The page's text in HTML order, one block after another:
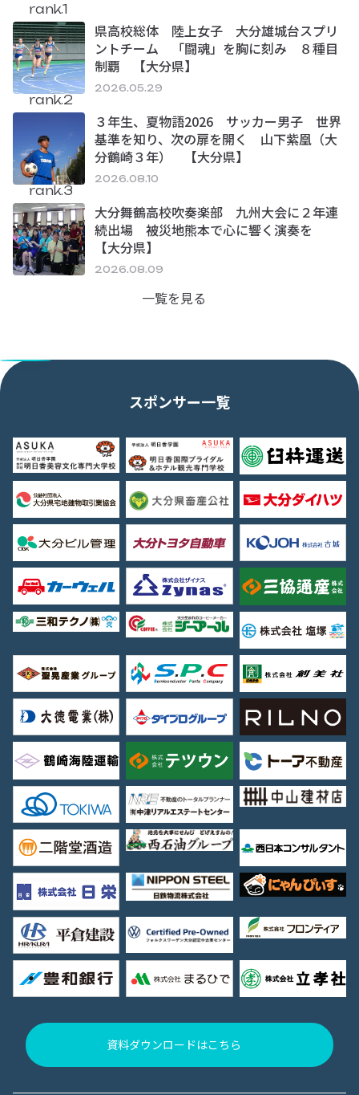
rank.1
県高校総体 陸上女子 大分雄城台スプリ
ントチーム 「闘魂」を胸に刻み ８種目
制覇 【大分県】
2026.05.29
rank.2
３年生、夏物語2026 サッカー男子 世界
基準を知り、次の扉を開く 山下紫凰（大
分鶴崎３年） 【大分県】
2026.08.10
rank.3
大分舞鶴高校吹奏楽部 九州大会に２年連
続出場 被災地熊本で心に響く演奏を
【大分県】
2026.08.09
一覧を見る
スポンサー一覧
資料ダウンロードはこちら